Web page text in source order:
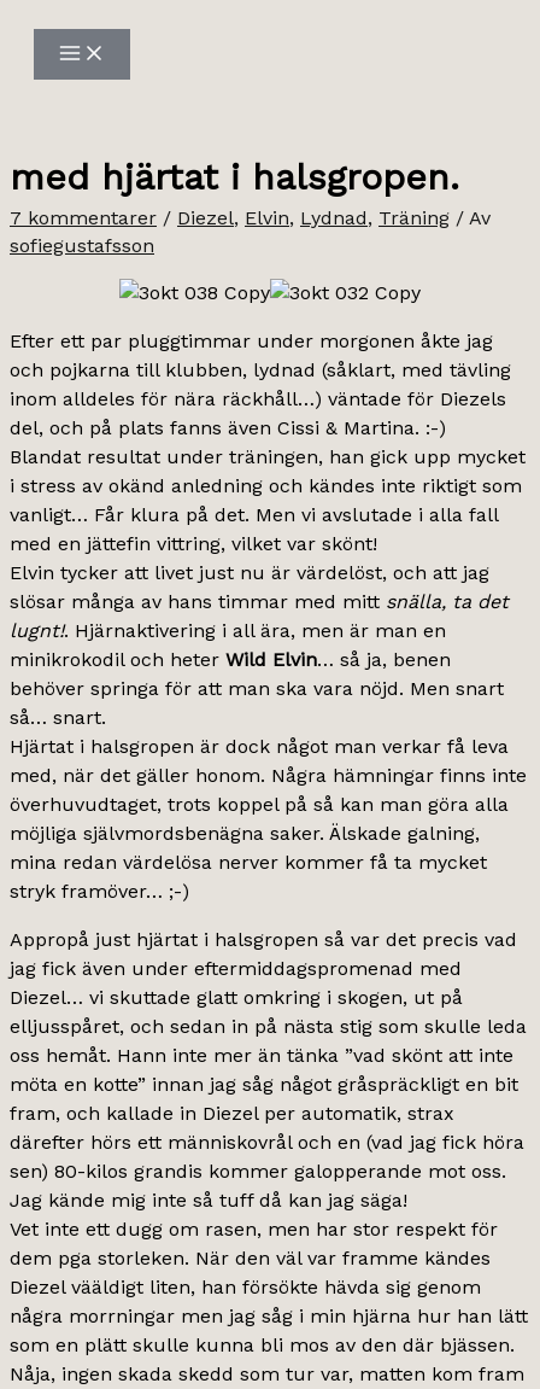
innehåll
med hjärtat i halsgropen.
7 kommentarer / Diezel, Elvin, Lydnad, Träning / Av
sofiegustafsson
Efter ett par pluggtimmar under morgonen åkte jag
och pojkarna till klubben, lydnad (såklart, med tävling
inom alldeles för nära räckhåll…) väntade för Diezels
del, och på plats fanns även Cissi & Martina. :-)
Blandat resultat under träningen, han gick upp mycket
i stress av okänd anledning och kändes inte riktigt som
vanligt… Får klura på det. Men vi avslutade i alla fall
med en jättefin vittring, vilket var skönt!
Elvin tycker att livet just nu är värdelöst, och att jag
slösar många av hans timmar med mitt snälla, ta det
lugnt!. Hjärnaktivering i all ära, men är man en
minikrokodil och heter Wild Elvin… så ja, benen
behöver springa för att man ska vara nöjd. Men snart
så… snart.
Hjärtat i halsgropen är dock något man verkar få leva
med, när det gäller honom. Några hämningar finns inte
överhuvudtaget, trots koppel på så kan man göra alla
möjliga självmordsbenägna saker. Älskade galning,
mina redan värdelösa nerver kommer få ta mycket
stryk framöver… ;-)
Appropå just hjärtat i halsgropen så var det precis vad
jag fick även under eftermiddagspromenad med
Diezel… vi skuttade glatt omkring i skogen, ut på
elljusspåret, och sedan in på nästa stig som skulle leda
oss hemåt. Hann inte mer än tänka ”vad skönt att inte
möta en kotte” innan jag såg något gråspräckligt en bit
fram, och kallade in Diezel per automatik, strax
därefter hörs ett människovrål och en (vad jag fick höra
sen) 80-kilos grandis kommer galopperande mot oss.
Jag kände mig inte så tuff då kan jag säga!
Vet inte ett dugg om rasen, men har stor respekt för
dem pga storleken. När den väl var framme kändes
Diezel vääldigt liten, han försökte hävda sig genom
några morrningar men jag såg i min hjärna hur han lätt
som en plätt skulle kunna bli mos av den där bjässen.
Nåja, ingen skada skedd som tur var, matten kom fram